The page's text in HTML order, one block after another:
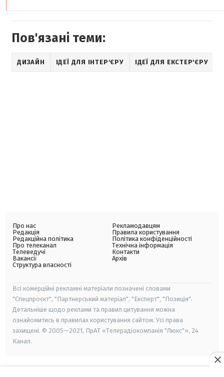
Пов'язані теми:
ДИЗАЙН ІДЕЇ ДЛЯ ІНТЕР'ЄРУ ІДЕЇ ДЛЯ ЕКСТЕР'ЄРУ
Про нас
Редакція
Редакційна політика
Про телеканал
Телеведучі
Вакансії
Структура власності
Рекламодавцям
Правила користування
Політика конфіденційності
Технічна інформація
Контакти
Архів
Всі комерційні рекламні матеріали позначені словами
"Спецпроєкт", "Партнерський матеріал", "Експерт", "Позиція".
Детальніше щодо реклами та правил цитування можна
ознайомитись в правилах користування сайтом. Усі права
захищені. © 2005—2021, ПрАТ «Телерадіокомпанія "Люкс"», 24
Канал.